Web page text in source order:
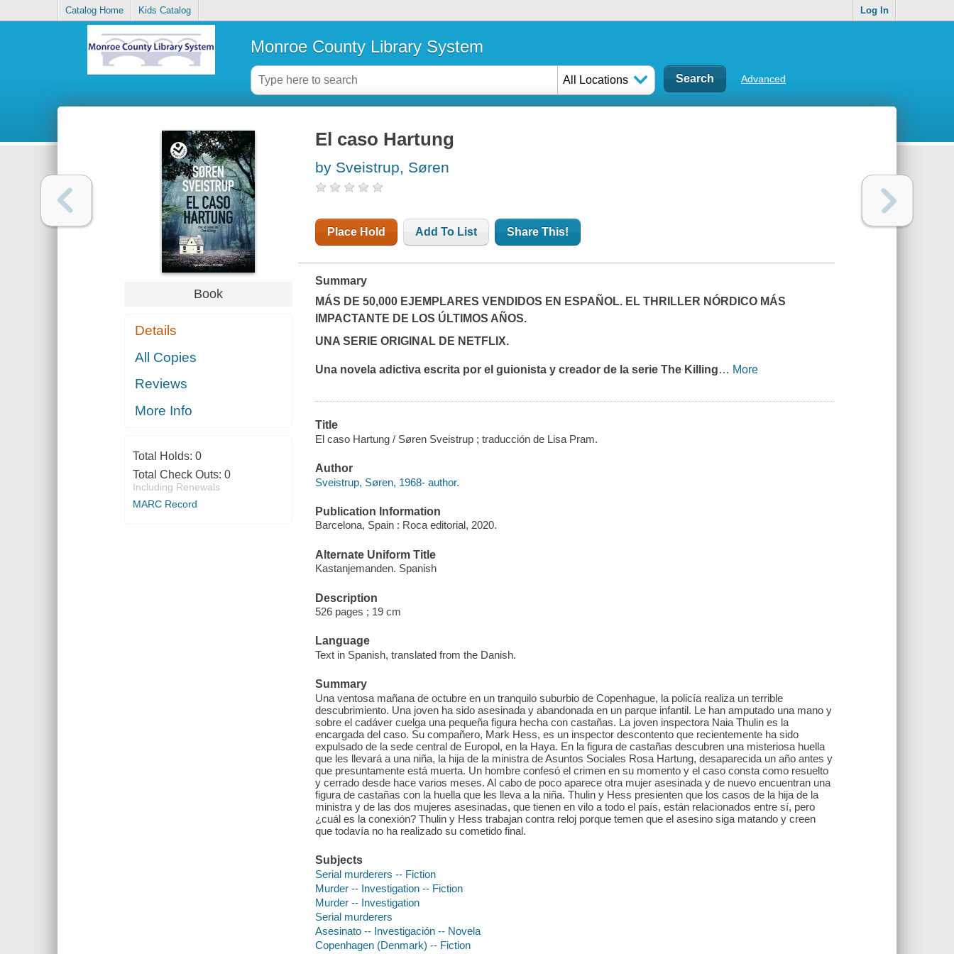
Catalog Home Kids Catalog Log In
Monroe County Library System
All Locations Advanced
Book
Details
All Copies
Reviews
More Info
Total Holds: 0
Total Check Outs: 0
Including Renewals
MARC Record
El caso Hartung
by Sveistrup, Søren
Place Hold Add To List Share This!
Summary
MÁS DE 50,000 EJEMPLARES VENDIDOS EN ESPAÑOL. ELTHRILLER NÓRDICO MÁS
IMPACTANTE DE LOS ÚLTIMOS AÑOS.
UNA SERIE ORIGINAL DE NETFLIX.
Una novela adictiva escrita por el guionista y creador de la serieThe Killing… More
Title
El caso Hartung / Søren Sveistrup ; traducción de Lisa Pram.
Author
Sveistrup, Søren, 1968- author.
Publication Information
Barcelona, Spain : Roca editorial, 2020.
Alternate Uniform Title
Kastanjemanden. Spanish
Description
526 pages ; 19 cm
Language
Text in Spanish, translated from the Danish.
Summary
Una ventosa mañana de octubre en un tranquilo suburbio de Copenhague, la policía realiza un terrible
descubrimiento. Una joven ha sido asesinada y abandonada en un parque infantil. Le han amputado una mano y
sobre el cadáver cuelga una pequeña figura hecha con castañas. La joven inspectora Naia Thulin es la
encargada del caso. Su compañero, Mark Hess, es un inspector descontento que recientemente ha sido
expulsado de la sede central de Europol, en la Haya. En la figura de castañas descubren una misteriosa huella
que les llevará a una niña, la hija de la ministra de Asuntos Sociales Rosa Hartung, desaparecida un año antes y
que presuntamente está muerta. Un hombre confesó el crimen en su momento y el caso consta como resuelto
y cerrado desde hace varios meses. Al cabo de poco aparece otra mujer asesinada y de nuevo encuentran una
figura de castañas con la huella que les lleva a la niña. Thulin y Hess presienten que los casos de la hija de la
ministra y de las dos mujeres asesinadas, que tienen en vilo a todo el país, están relacionados entre sí, pero
¿cuál es la conexión? Thulin y Hess trabajan contra reloj porque temen que el asesino siga matando y creen
que todavía no ha realizado su cometido final.
Subjects
Serial murderers -- Fiction
Murder -- Investigation -- Fiction
Murder -- Investigation
Serial murderers
Asesinato -- Investigación -- Novela
Copenhagen (Denmark) -- Fiction